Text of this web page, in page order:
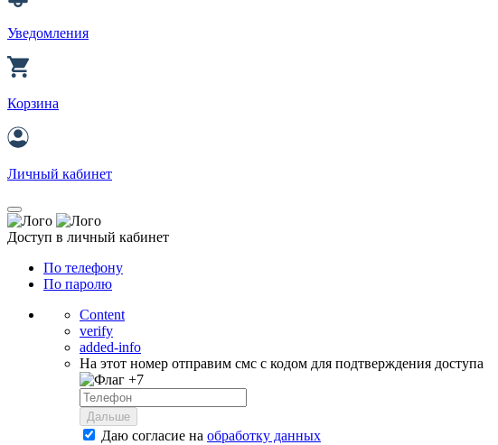
Уведомления
Корзина
Личный кабинет
Доступ в личный кабинет
По телефону
По паролю
Content
verify
added-info
На этот номер отправим смс с кодом для подтверждения доступа
+7
Дальше
Даю согласие на обработку данных